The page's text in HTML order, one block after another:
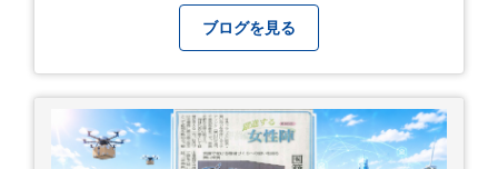
時期を「我慢する期間」から「お出かけを楽しむ
期間」に変えてくれる、そんな素敵な場所です。
いです！
撮影した記念写真を添付します。 チュオンさんの
今後のご活躍と新しいスタートを、みんなで応援
しましょう！ チュオンさん、今まで本当にありが
とうございました！
ブログを見る